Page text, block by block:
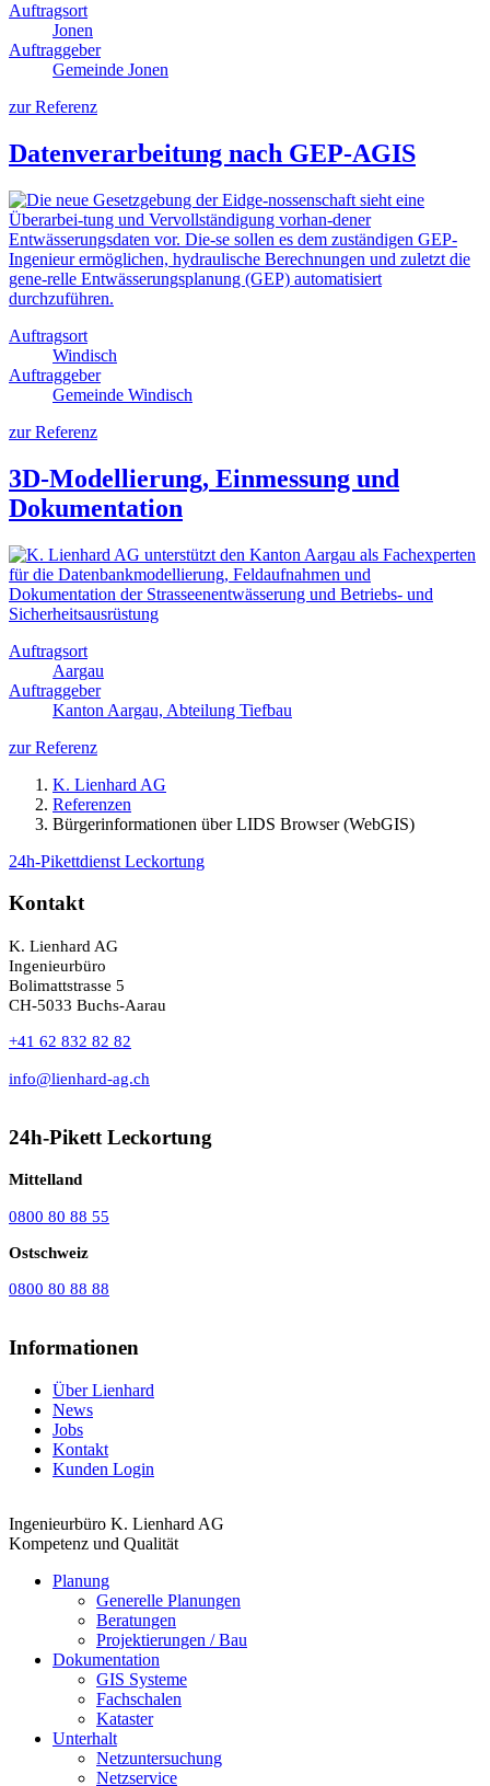
Auftragsort
Jonen
Auftraggeber
Gemeinde Jonen
zur Referenz
Datenverarbeitung nach GEP-AGIS
Auftragsort
Windisch
Auftraggeber
Gemeinde Windisch
zur Referenz
3D-Modellierung, Einmessung und
Dokumentation
Auftragsort
Aargau
Auftraggeber
Kanton Aargau, Abteilung Tiefbau
zur Referenz
K. Lienhard AG
Referenzen
Bürgerinformationen über LIDS Browser (WebGIS)
24h-Pikettdienst Leckortung
Kontakt
K. Lienhard AG
Ingenieurbüro
Bolimattstrasse 5
CH-5033 Buchs-Aarau
+41 62 832 82 82
info@lienhard-ag.ch
24h-Pikett Leckortung
Mittelland
0800 80 88 55
Ostschweiz
0800 80 88 88
Informationen
Über Lienhard
News
Jobs
Kontakt
Kunden Login
Ingenieurbüro K. Lienhard AG
Kompetenz und Qualität
Planung
Generelle Planungen
Beratungen
Projektierungen / Bau
Dokumentation
GIS Systeme
Fachschalen
Kataster
Unterhalt
Netzuntersuchung
Netzservice